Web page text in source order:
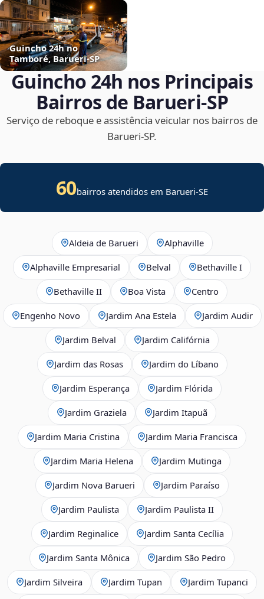
Guincho 24h no
Tamboré, Barueri‑SP
Guincho 24h nos Principais
Bairros de Barueri‑SP
Serviço de reboque e assistência veicular nos bairros de
Barueri‑SP.
60bairros atendidos em Barueri-SE
Aldeia de Barueri Alphaville
Alphaville Empresarial Belval Bethaville I
Bethaville II Boa Vista Centro
Engenho Novo Jardim Ana Estela Jardim Audir
Jardim Belval Jardim Califórnia
Jardim das Rosas Jardim do Líbano
Jardim Esperança Jardim Flórida
Jardim Graziela Jardim Itapuã
Jardim Maria Cristina Jardim Maria Francisca
Jardim Maria Helena Jardim Mutinga
Jardim Nova Barueri Jardim Paraíso
Jardim Paulista Jardim Paulista II
Jardim Reginalice Jardim Santa Cecília
Jardim Santa Mônica Jardim São Pedro
Jardim Silveira Jardim Tupan Jardim Tupanci